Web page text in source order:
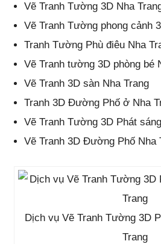
Vẽ Tranh Tường 3D Nha
Vẽ Tranh Tường phong cảnh
Tranh Tường Phù điêu Nha
Vẽ Tranh tường 3D phòng bé
Vẽ Tranh 3D sàn Nha Trang
Tranh 3D Đường Phố ở Nha
Vẽ Tranh Tường 3D Phát
Vẽ Tranh 3D Đường Phố Nha
Dịch vụ Vẽ Tranh Tường 3D
Trang